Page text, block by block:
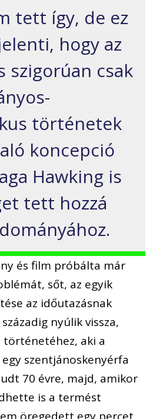
tett így, de ez
hogy az
szigorúan csak
történetek
koncepció
Hawking is
tett hozzá
és film próbálta már
sőt, az egyik
az időutazásnak
nyúlik vissza,
történetéhez, aki a
szentjánoskenyérfa
70 évre, majd, amikor
is a termést
öregedett egy percet